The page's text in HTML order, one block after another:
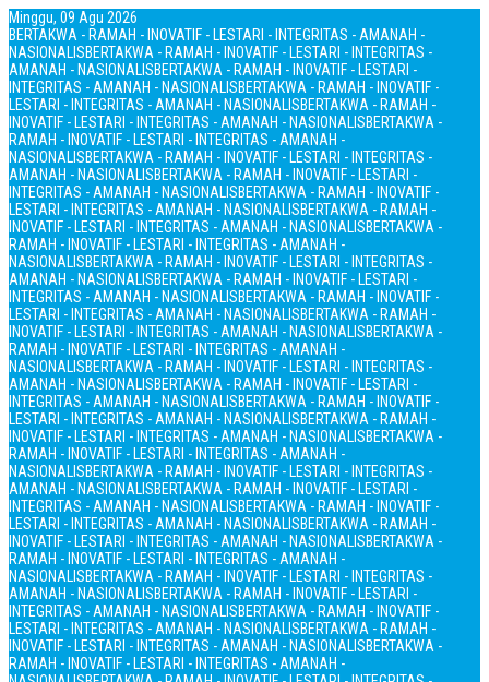
Minggu, 09 Agu 2026
BERTAKWA - RAMAH - INOVATIF - LESTARI - INTEGRITAS - AMANAH -
NASIONALISBERTAKWA - RAMAH - INOVATIF - LESTARI - INTEGRITAS -
AMANAH - NASIONALISBERTAKWA - RAMAH - INOVATIF - LESTARI -
INTEGRITAS - AMANAH - NASIONALISBERTAKWA - RAMAH - INOVATIF -
LESTARI - INTEGRITAS - AMANAH - NASIONALISBERTAKWA - RAMAH -
INOVATIF - LESTARI - INTEGRITAS - AMANAH - NASIONALISBERTAKWA -
RAMAH - INOVATIF - LESTARI - INTEGRITAS - AMANAH -
NASIONALISBERTAKWA - RAMAH - INOVATIF - LESTARI - INTEGRITAS -
AMANAH - NASIONALISBERTAKWA - RAMAH - INOVATIF - LESTARI -
INTEGRITAS - AMANAH - NASIONALISBERTAKWA - RAMAH - INOVATIF -
LESTARI - INTEGRITAS - AMANAH - NASIONALISBERTAKWA - RAMAH -
INOVATIF - LESTARI - INTEGRITAS - AMANAH - NASIONALISBERTAKWA -
RAMAH - INOVATIF - LESTARI - INTEGRITAS - AMANAH -
NASIONALISBERTAKWA - RAMAH - INOVATIF - LESTARI - INTEGRITAS -
AMANAH - NASIONALISBERTAKWA - RAMAH - INOVATIF - LESTARI -
INTEGRITAS - AMANAH - NASIONALISBERTAKWA - RAMAH - INOVATIF -
LESTARI - INTEGRITAS - AMANAH - NASIONALISBERTAKWA - RAMAH -
INOVATIF - LESTARI - INTEGRITAS - AMANAH - NASIONALISBERTAKWA -
RAMAH - INOVATIF - LESTARI - INTEGRITAS - AMANAH -
NASIONALISBERTAKWA - RAMAH - INOVATIF - LESTARI - INTEGRITAS -
AMANAH - NASIONALISBERTAKWA - RAMAH - INOVATIF - LESTARI -
INTEGRITAS - AMANAH - NASIONALISBERTAKWA - RAMAH - INOVATIF -
LESTARI - INTEGRITAS - AMANAH - NASIONALISBERTAKWA - RAMAH -
INOVATIF - LESTARI - INTEGRITAS - AMANAH - NASIONALISBERTAKWA -
RAMAH - INOVATIF - LESTARI - INTEGRITAS - AMANAH -
NASIONALISBERTAKWA - RAMAH - INOVATIF - LESTARI - INTEGRITAS -
AMANAH - NASIONALISBERTAKWA - RAMAH - INOVATIF - LESTARI -
INTEGRITAS - AMANAH - NASIONALISBERTAKWA - RAMAH - INOVATIF -
LESTARI - INTEGRITAS - AMANAH - NASIONALISBERTAKWA - RAMAH -
INOVATIF - LESTARI - INTEGRITAS - AMANAH - NASIONALISBERTAKWA -
RAMAH - INOVATIF - LESTARI - INTEGRITAS - AMANAH -
NASIONALISBERTAKWA - RAMAH - INOVATIF - LESTARI - INTEGRITAS -
AMANAH - NASIONALISBERTAKWA - RAMAH - INOVATIF - LESTARI -
INTEGRITAS - AMANAH - NASIONALISBERTAKWA - RAMAH - INOVATIF -
LESTARI - INTEGRITAS - AMANAH - NASIONALISBERTAKWA - RAMAH -
INOVATIF - LESTARI - INTEGRITAS - AMANAH - NASIONALISBERTAKWA -
RAMAH - INOVATIF - LESTARI - INTEGRITAS - AMANAH -